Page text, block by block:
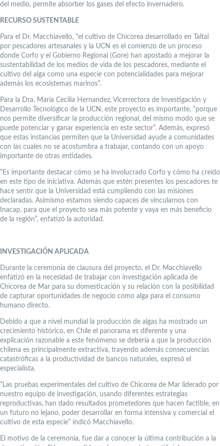
del medio, permite absorber los gases del efecto invernadero.
RECURSO SUSTENTABLE
Para el Dr. Macchiavello, “el cultivo de Chicorea desarrollado en Taltal
por pescadores artesanales y la UCN es el comienzo de un proceso
donde Corfo y el Gobierno Regional (Gore) han apostado a mejorar la
sustentabilidad de los medios de vida de los pescadores, mediante el
cultivo del alga como una especie con potencialidades para mejorar
además los ecosistemas marinos”.
Para la Dra. María Cecilia Hernandez, Vicerrectora de Investigación y
Desarrollo Tecnológico de la UCN, este proyecto es importante, “porque
nos permite diversificar la producción regional, del mismo modo que se
puede potenciar y ganar experiencia en este sector”. Además, expresó
que estas instancias permiten que la Universidad ayude a comunidades
con las cuales no se acostumbra a trabajar, contando con un apoyo
importante de otras entidades.
“Es importante destacar cómo se ha involucrado Corfo y cómo ha creído
en este tipo de iniciativa. Además que estén presentes los pescadores te
hace sentir que la Universidad está cumpliendo con las misiones
declaradas. Asimismo estamos siendo capaces de vincularnos con
Inacap, para que el proyecto sea más potente y vaya en más beneficio
de la región”, enfatizó la autoridad.
INVESTIGACIÓN APLICADA
Durante la ceremonia de clausura del proyecto, el Dr. Macchiavello
enfatizó en la necesidad de trabajar con investigación aplicada de
Chicorea de Mar para su domesticación y su relación con la posibilidad
de capturar oportunidades de negocio como alga para el consumo
humano directo.
Debido a que a nivel mundial la producción de algas ha mostrado un
crecimiento histórico, en Chile el panorama es diferente y una
explicación razonable a este fenómeno se debería a que la producción
chilena es principalmente extractiva, trayendo además consecuencias
catastróficas a la productividad de bancos naturales, expresó el
especialista.
“Las pruebas experimentales del cultivo de Chicorea de Mar liderado por
nuestro equipo de investigación, usando diferentes estrategias
reproductivas, han dado resultados prometedores que hacen factible, en
un futuro no lejano, poder desarrollar en forma intensiva y comercial el
cultivo de esta especie” indicó Macchiavello.
El motivo de la ceremonia, fue dar a conocer la última contribución a la